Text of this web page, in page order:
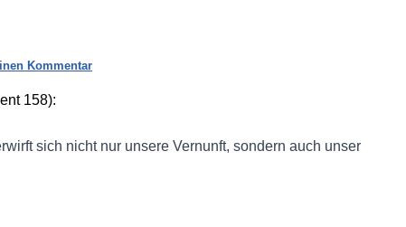
Kommentar
158):
sich nicht nur unsere Vernunft, sondern auch unser